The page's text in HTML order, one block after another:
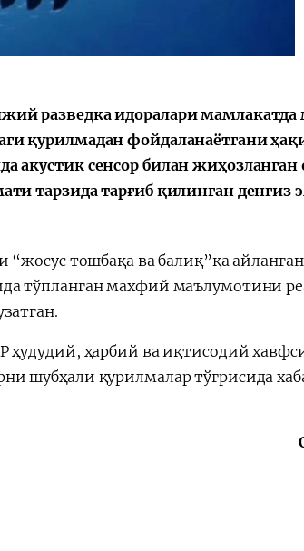
разведка идоралари
қурилмадан фойдаланаётгани
акустик сенсор билан жиҳозланган
тарзида тарғиб қилинган денгиз
“жосус тошбақа ва балиқ”қа
тўпланган махфий маълумотини
ҳарбий ва иқтисодий
шубҳали қурилмалар тўғрисида